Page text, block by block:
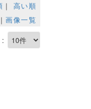
｜ 高い順
｜画像一覧